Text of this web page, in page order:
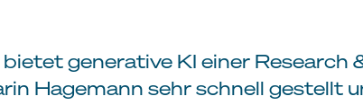
generative KI einer
Hagemann sehr schnell gestellt